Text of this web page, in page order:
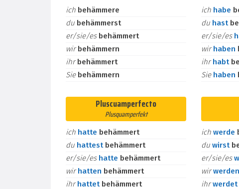
ich behämmere
du behämmerst
er/sie/es behämmert
wirbehämmern
ihrbehämmert
Sie behämmern
ich habe
du hast
er/sie/es
wirhaben
ihrhabt
Sie haben
Pluscuamperfecto
Plusquamperfekt
ich hatte behämmert
du hattest behämmert
er/sie/es hatte behämmert
wirhatten behämmert
ihrhattet behämmert
ichwerde
duwirst
er/sie/es
wirwerden
ihrwerdet